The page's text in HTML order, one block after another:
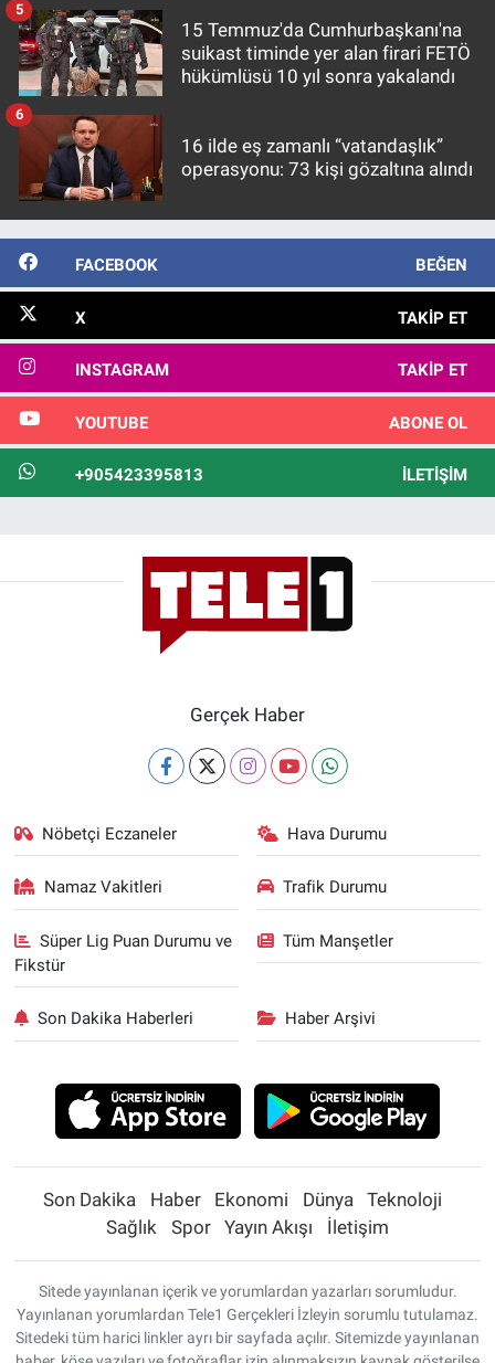
15 Temmuz'da Cumhurbaşkanı'na
suikast timinde yer alan firari FETÖ
hükümlüsü 10 yıl sonra yakalandı
5
16 ilde eş zamanlı “vatandaşlık”
operasyonu: 73 kişi gözaltına alındı
6
FACEBOOK BEĞEN
X TAKIP ET
INSTAGRAM TAKIP ET
YOUTUBE ABONE OL
+905423395813 İLETIŞIM
Gerçek Haber
Nöbetçi Eczaneler Hava Durumu
Namaz Vakitleri Trafik Durumu
Süper Lig Puan Durumu ve
Fikstür
Tüm Manşetler
Son Dakika Haberleri Haber Arşivi
Son Dakika Haber Ekonomi Dünya
Teknoloji
Sağlık
Spor Yayın Akışı İletişim
Sitede yayınlanan içerik ve yorumlardan yazarları sorumludur.
Yayınlanan yorumlardan Tele1 Gerçekleri İzleyin sorumlu tutulamaz.
Sitedeki tüm harici linkler ayrı bir sayfada açılır. Sitemizde yayınlanan